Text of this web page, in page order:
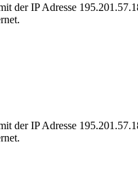
der IP Adresse
der IP Adresse